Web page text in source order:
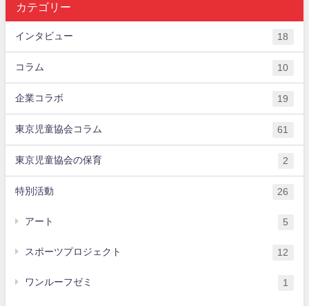
カテゴリー
インタビュー 18
コラム 10
企業コラボ 19
東京児童協会コラム 61
東京児童協会の保育 2
特別活動 26
アート 5
スポーツプロジェクト 12
ワンルーフゼミ 1